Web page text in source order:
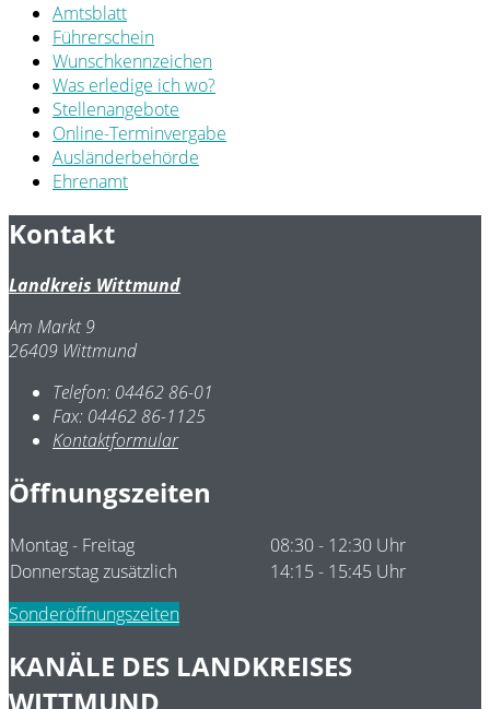
Amtsblatt
Führerschein
Wunschkennzeichen
Was erledige ich wo?
Stellenangebote
Online-Terminvergabe
Ausländerbehörde
Ehrenamt
Kontakt
Landkreis Wittmund
Am Markt 9
26409 Wittmund
Telefon: 04462 86-01
Fax: 04462 86-1125
Kontaktformular
Öffnungszeiten
Montag - Freitag
08:30 - 12:30 Uhr
Donnerstag zusätzlich
14:15 - 15:45 Uhr
Sonderöffnungszeiten
KANÄLE DES LANDKREISES
WITTMUND